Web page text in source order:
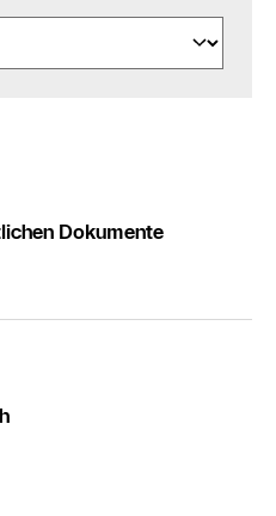
Dokumente